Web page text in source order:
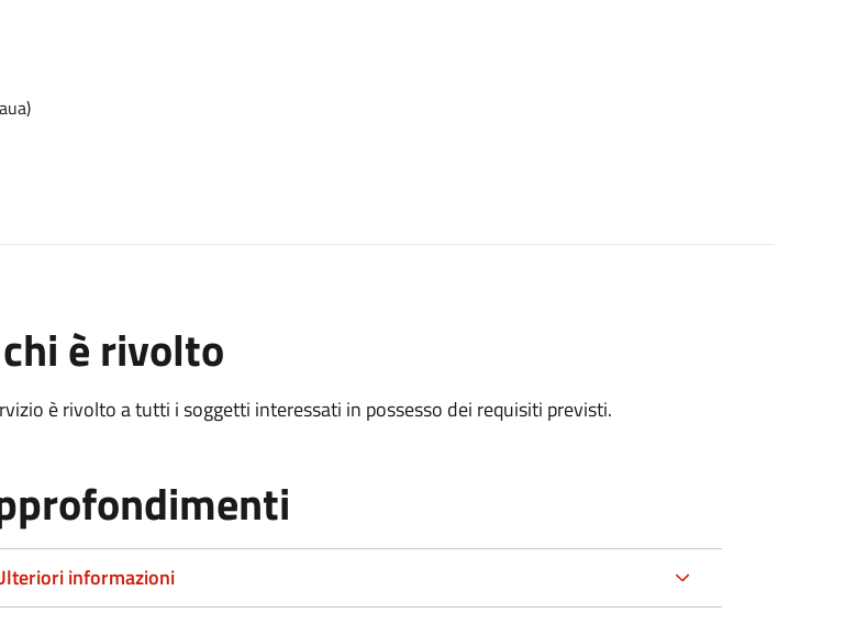
è rivolto
è rivolto a tutti i soggetti interessati in possesso dei requisiti previsti.
informazioni